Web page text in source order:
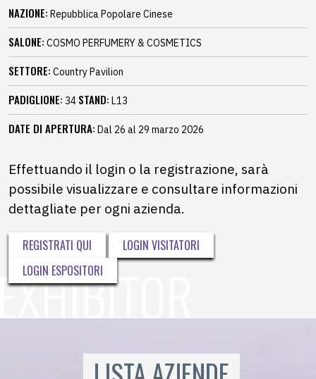
NAZIONE: Repubblica Popolare Cinese
SALONE: COSMO PERFUMERY & COSMETICS
SETTORE: Country Pavilion
PADIGLIONE: 34 STAND: L13
DATE DI APERTURA: Dal 26 al 29 marzo 2026
Effettuando il login o la registrazione, sarà
possibile visualizzare e consultare informazioni
dettagliate per ogni azienda.
REGISTRATI QUI
LOGIN VISITATORI
LOGIN ESPOSITORI